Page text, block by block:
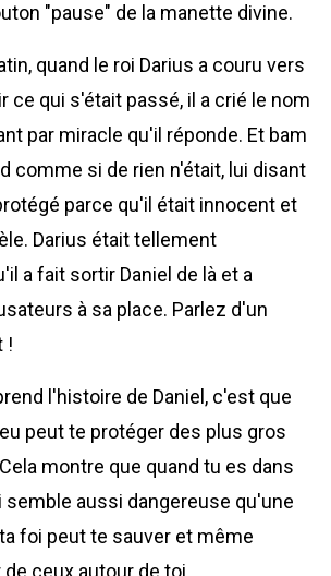
"pause" de la manette divine.
quand le roi Darius a couru vers
ce qui s'était passé, il a crié le nom
par miracle qu'il réponde. Et bam
comme si de rien n'était, lui disant
parce qu'il était innocent et
Darius était tellement
a fait sortir Daniel de là et a
à sa place. Parlez d'un
!
l'histoire de Daniel, c'est que
peut te protéger des plus gros
montre que quand tu es dans
semble aussi dangereuse qu'une
foi peut te sauver et même